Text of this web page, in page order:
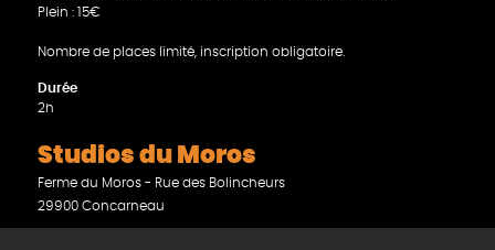
Plein : 15€
Nombre de places limité, inscription obligatoire.
Durée
2h
Studios du Moros
Ferme du Moros - Rue des Bolincheurs
29900 Concarneau